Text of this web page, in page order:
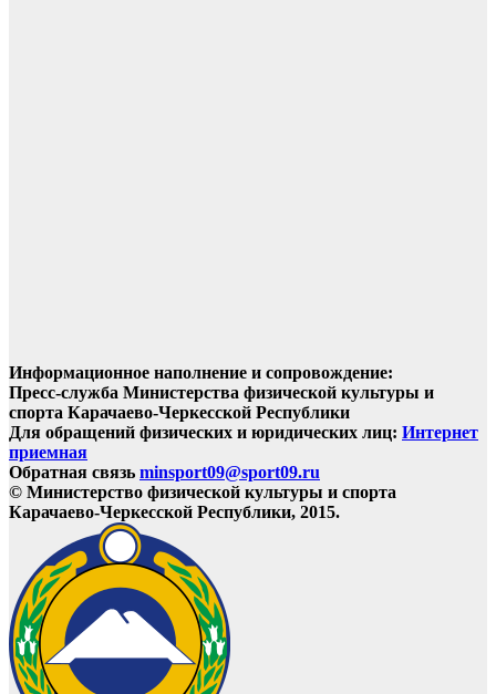
Информационное наполнение и сопровождение:
Пресс-служба Министерства физической культуры и
спорта Карачаево-Черкесской Республики
Для обращений физических и юридических лиц: Интернет
приемная
Обратная связь minsport09@sport09.ru
© Министерство физической культуры и спорта
Карачаево-Черкесской Республики, 2015.